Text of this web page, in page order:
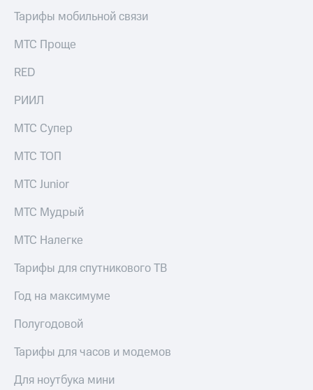
Тарифы мобильной связи
МТС Проще
RED
РИИЛ
МТС Супер
МТС ТОП
МТС Junior
МТС Мудрый
МТС Налегке
Тарифы для спутникового ТВ
Год на максимуме
Полугодовой
Тарифы для часов и модемов
Для ноутбука мини